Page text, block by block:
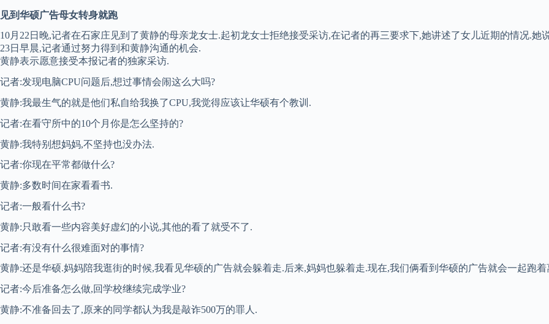
见到华硕广告母女转身就跑
10月22日晚,记者在石家庄见到了黄静的母亲龙女士.起初龙女士拒绝接受采访,在记者的再三要求下,她讲述了女儿近期的情况.
23日早晨,记者通过努力得到和黄静沟通的机会.
黄静表示愿意接受本报记者的独家采访.
记者:发现电脑CPU问题后,想过事情会闹这么大吗?
黄静:我最生气的就是他们私自给我换了CPU,我觉得应该让华硕有个教训.
记者:在看守所中的10个月你是怎么坚持的?
黄静:我特别想妈妈,不坚持也没办法.
记者:你现在平常都做什么?
黄静:多数时间在家看看书.
记者:一般看什么书?
黄静:只敢看一些内容美好虚幻的小说,其他的看了就受不了.
记者:有没有什么很难面对的事情?
黄静:还是华硕.妈妈陪我逛街的时候,我看见华硕的广告就会躲着走.后来,妈妈也躲着走.现在,我们俩看到华硕的广告就会一起跑着
记者:今后准备怎么做,回学校继续完成学业?
黄静:不准备回去了,原来的同学都认为我是敲诈500万的罪人.